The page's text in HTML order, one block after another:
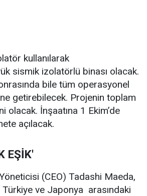
kullanılarak
sismik izolatörlü binası olacak.
bile tüm operasyonel
getirebilecek. Projenin toplam
olacak. İnşaatına 1 Ekim’de
açılacak.
EŞİK'
(CEO) Tadashi Maeda,
ve Japonya arasındaki